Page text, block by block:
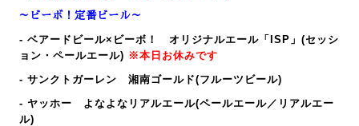
～ビーボ！定番ビール～
- ベアードビール×ビーボ！ オリジナルエール「ISP」(セッシ
ョン・ペールエール) ※本日お休みです
- サンクトガーレン 湘南ゴールド(フルーツビール)
- ヤッホー よなよなリアルエール(ペールエール／リアルエー
ル)